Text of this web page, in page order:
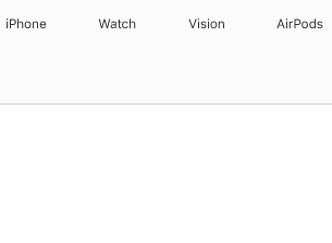
iPhone Watch Vision AirPods